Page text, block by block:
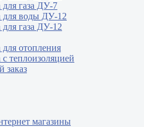
для газа ДУ-7
для воды ДУ-12
для газа ДУ-12
для отопления
теплоизоляцией
заказ
магазины